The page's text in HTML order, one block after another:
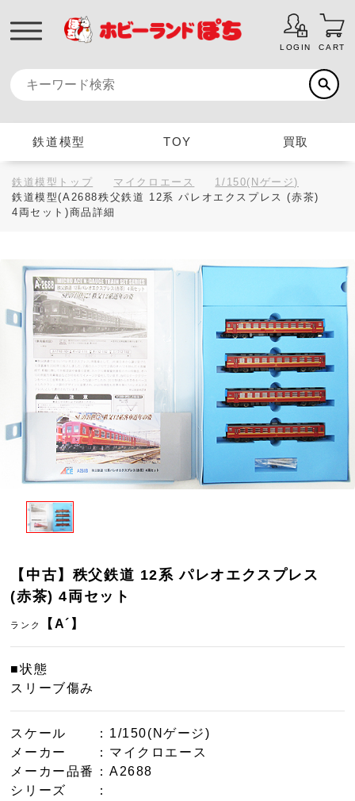
LOGIN CART
鉄道模型 TOY 買取
鉄道模型トップ マイクロエース
1/150(Nゲージ)
鉄道模型(A2688秩父鉄道 12系 パレオエクスプレス (赤茶)
4両セット)商品詳細
【中古】秩父鉄道 12系 パレオエクスプレス
(赤茶) 4両セット
ランク 【A´】
■状態
スリーブ傷み
スケール
：1/150(Nゲージ)
メーカー
：マイクロエース
メーカー品番
：A2688
シリーズ
：